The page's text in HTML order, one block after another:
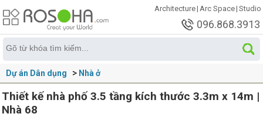
Architecture| Arc Space| Studio
096.868.3913
Dự án Dân dụng Nhà ở
Thiết kế nhà phố 3.5 tầng kích thước 3.3m x 14m |
Nhà 68